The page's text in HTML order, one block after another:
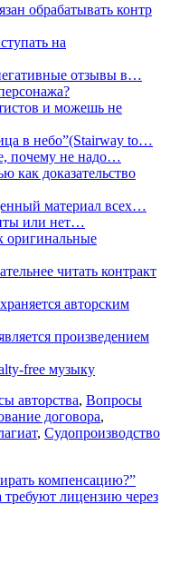
обрабатывать контр
на
отзывы в…
и можешь не
в небо”(Stairway to…
почему не надо…
как доказательство
материал всех…
или нет…
оригинальные
читать контракт
авторским
произведением
free музыку
авторства, Вопросы
договора,
, Судопроизводство
компенсацию?”
лицензию через